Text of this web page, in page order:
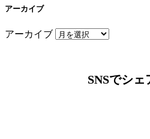
アーカイブ
アーカイブ
SNSでシェ